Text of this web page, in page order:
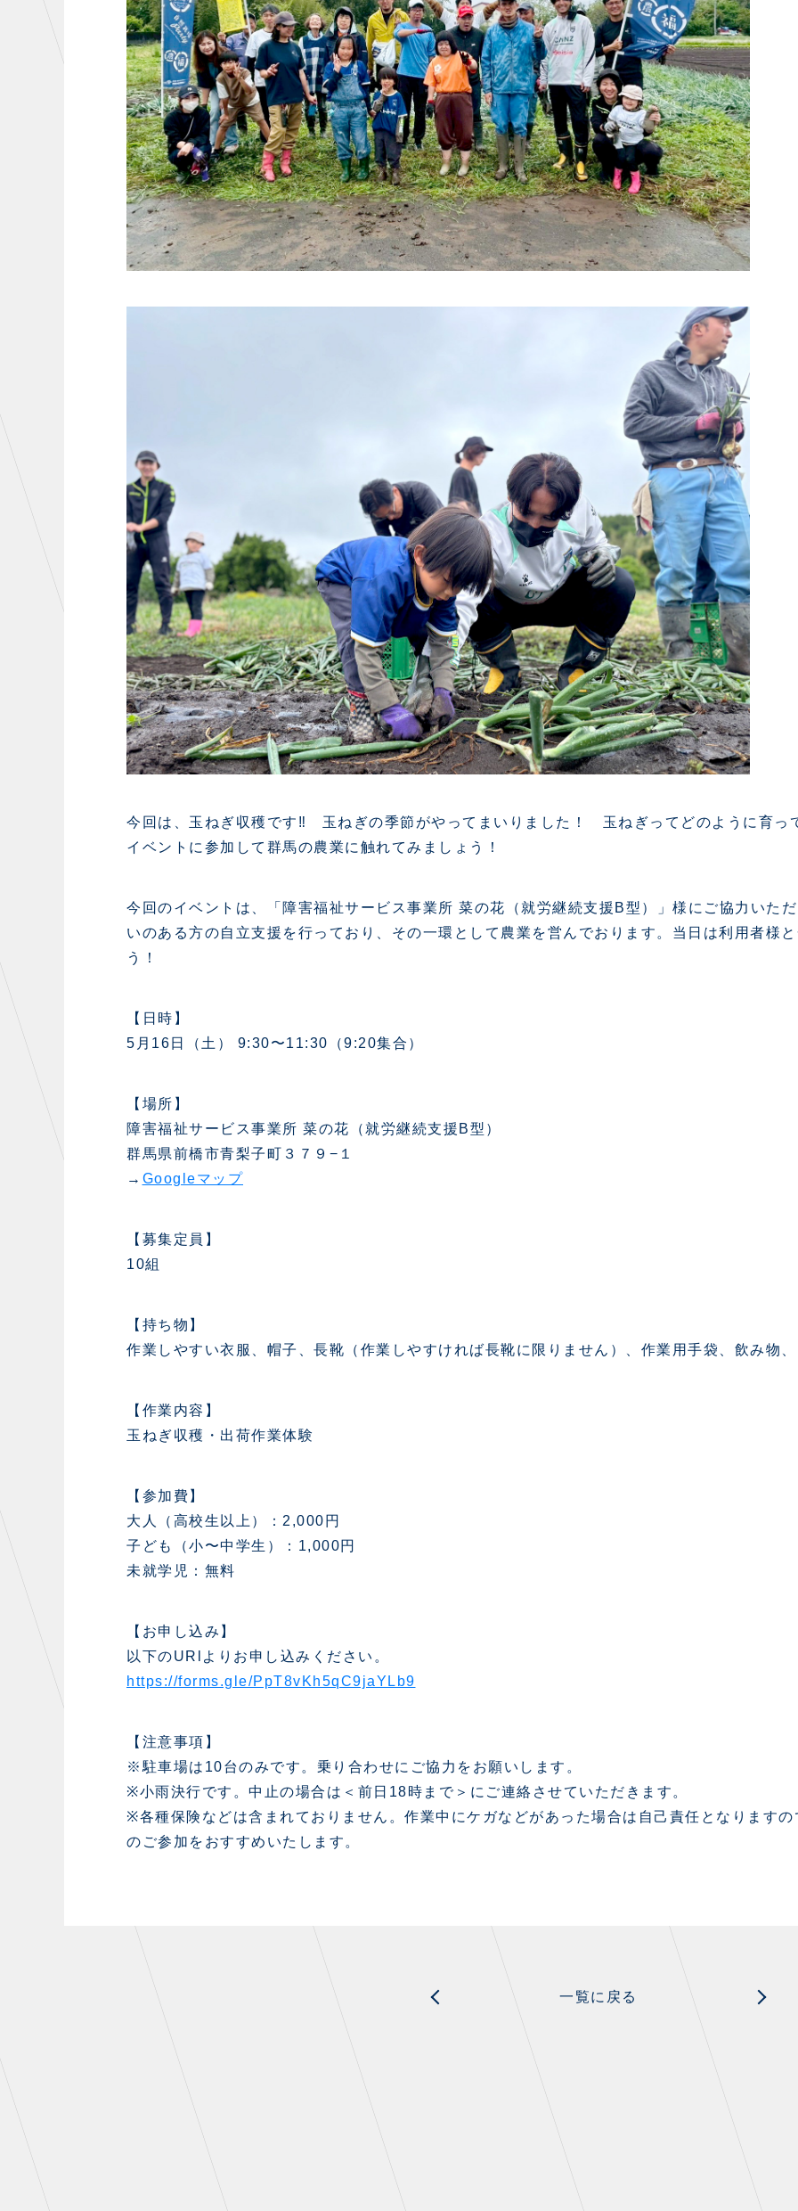
U-18
U-15
U-12
Ladies U-18
Ladies U-15
スタッフ
スクール概要
スタッフ
各校紹介・アクセス
スクール会員規約
今回は、玉ねぎ収穫です‼ 玉ねぎの季節がやってまいりました！ 玉ねぎってどのように育
イベントに参加して群馬の農業に触れてみましょう！
今回のイベントは、「障害福祉サービス事業所 菜の花（就労継続支援B型）」様にご協力いた
いのある方の自立支援を行っており、その一環として農業を営んでおります。当日は利用者様
う！
【日時】
5月16日（土） 9:30〜11:30（9:20集合）
【場所】
障害福祉サービス事業所 菜の花（就労継続支援B型）
群馬県前橋市青梨子町３７９−１
→ Googleマップ
【募集定員】
10組
【持ち物】
作業しやすい衣服、帽子、長靴（作業しやすければ長靴に限りません）、作業用手袋、飲み物
【作業内容】
玉ねぎ収穫・出荷作業体験
【参加費】
大人（高校生以上）：2,000円
子ども（小〜中学生）：1,000円
未就学児：無料
【お申し込み】
以下のURlよりお申し込みください。
https://forms.gle/PpT8vKh5qC9jaYLb9
【注意事項】
※駐車場は10台のみです。乗り合わせにご協力をお願いします。
※小雨決行です。中止の場合は＜前日18時まで＞にご連絡させていただきます。
※各種保険などは含まれておりません。作業中にケガなどがあった場合は自己責任となります
のご参加をおすすめいたします。
一覧に戻る